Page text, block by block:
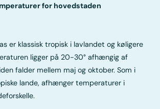
for hovedstaden
er klassisk tropisk i lavlandet og køligere
ligger på 20-30° afhængig af
falder mellem maj og oktober. Som i
lande, afhænger temperaturer i